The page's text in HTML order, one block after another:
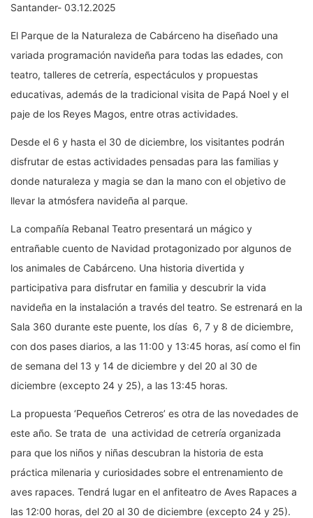
Santander- 03.12.2025
El Parque de la Naturaleza de Cabárceno ha diseñado una
variada programación navideña para todas las edades, con
teatro, talleres de cetrería, espectáculos y propuestas
educativas, además de la tradicional visita de Papá Noel y el
paje de los Reyes Magos, entre otras actividades.
Desde el 6 y hasta el 30 de diciembre, los visitantes podrán
disfrutar de estas actividades pensadas para las familias y
donde naturaleza y magia se dan la mano con el objetivo de
llevar la atmósfera navideña al parque.
La compañía Rebanal Teatro presentará un mágico y
entrañable cuento de Navidad protagonizado por algunos de
los animales de Cabárceno. Una historia divertida y
participativa para disfrutar en familia y descubrir la vida
navideña en la instalación a través del teatro. Se estrenará en la
Sala 360 durante este puente, los días 6, 7 y 8 de diciembre,
con dos pases diarios, a las 11:00 y 13:45 horas, así como el fin
de semana del 13 y 14 de diciembre y del 20 al 30 de
diciembre (excepto 24 y 25), a las 13:45 horas.
La propuesta ‘Pequeños Cetreros’ es otra de las novedades de
este año. Se trata de una actividad de cetrería organizada
para que los niños y niñas descubran la historia de esta
práctica milenaria y curiosidades sobre el entrenamiento de
aves rapaces. Tendrá lugar en el anfiteatro de Aves Rapaces a
las 12:00 horas, del 20 al 30 de diciembre (excepto 24 y 25).